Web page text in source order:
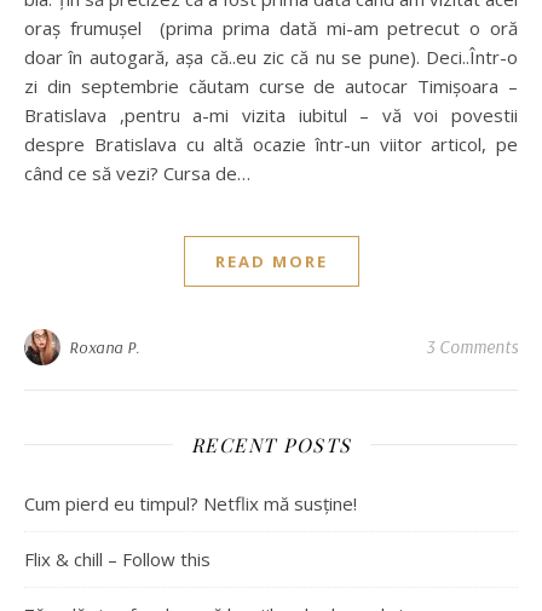
oraș frumușel (prima prima dată mi-am petrecut o oră
doar în autogară, așa că..eu zic că nu se pune). Deci..Într-o
zi din septembrie căutam curse de autocar Timișoara –
Bratislava ,pentru a-mi vizita iubitul – vă voi povestii
despre Bratislava cu altă ocazie într-un viitor articol, pe
când ce să vezi? Cursa de…
READ MORE
Roxana P. 3 Comments
RECENT POSTS
Cum pierd eu timpul? Netflix mă susține!
Flix & chill – Follow this